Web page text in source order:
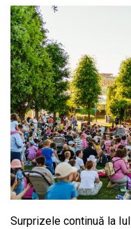
Surprizele continuă la